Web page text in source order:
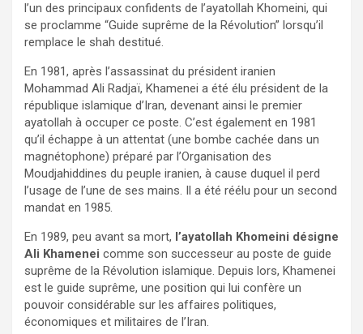
l’un des principaux confidents de l’ayatollah Khomeini, qui
se proclamme “Guide suprême de la Révolution” lorsqu’il
remplace le shah destitué.
En 1981, après l’assassinat du président iranien
Mohammad Ali Radjaï, Khamenei a été élu président de la
république islamique d’Iran, devenant ainsi le premier
ayatollah à occuper ce poste. C’est également en 1981
qu’il échappe à un attentat (une bombe cachée dans un
magnétophone) préparé par l’Organisation des
Moudjahiddines du peuple iranien, à cause duquel il perd
l’usage de l’une de ses mains. Il a été réélu pour un second
mandat en 1985.
En 1989, peu avant sa mort, l’ayatollah Khomeini désigne
Ali Khamenei comme son successeur au poste de guide
suprême de la Révolution islamique. Depuis lors, Khamenei
est le guide suprême, une position qui lui confère un
pouvoir considérable sur les affaires politiques,
économiques et militaires de l’Iran.